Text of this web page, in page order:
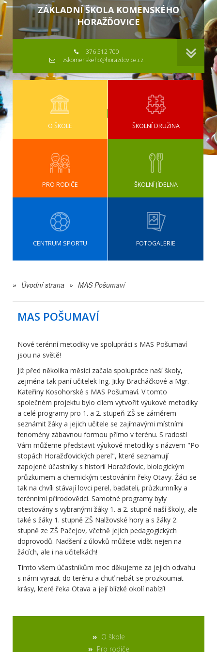
ZÁKLADNÍ ŠKOLA KOMENSKÉHO
HORAŽĎOVICE
376 512 700
zskomenskeho@horazdovice.cz
O ŠKOLE ŠKOLNÍ DRUŽINA
PRO RODIČE ŠKOLNÍ JÍDELNA
CENTRUM SPORTU FOTOGALERIE
» Úvodní strana » MAS Pošumaví
MAS POŠUMAVÍ
Nové terénní metodiky ve spolupráci s MAS Pošumaví
jsou na světě!
Již před několika měsíci začala spolupráce naší školy,
zejména tak paní učitelek Ing. Jitky Bracháčkové a Mgr.
Kateřiny Kosohorské s MAS Pošumaví. V tomto
společném projektu bylo cílem vytvořit výukové metodiky
a celé programy pro 1. a 2. stupeň ZŠ se záměrem
seznámit žáky a jejich učitele se zajímavými místními
fenomény zábavnou formou přímo v terénu. S radostí
Vám můžeme představit výukové metodiky s názvem "Po
stopách Horažďovických perel", které seznamují
zapojené účastníky s historií Horažďovic, biologickým
průzkumem a chemickým testováním řeky Otavy. Žáci se
tak na chvíli stávají lovci perel, badateli, průzkumníky a
terénními přírodovědci. Samotné programy byly
otestovány s vybranými žáky 1. a 2. stupně naší školy, ale
také s žáky 1. stupně ZŠ Nalžovské hory a s žáky 2.
stupně ze ZŠ Pačejov, včetně jejich pedagogických
doprovodů. Nadšení z úlovků můžete vidět nejen na
žácích, ale i na učitelkách!
Tímto všem účastníkům moc děkujeme za jejich odvahu
s námi vyrazit do terénu a chuť nebát se prozkoumat
krásy, které řeka Otava a její blízké okolí nabízí!
O škole
Pro rodiče